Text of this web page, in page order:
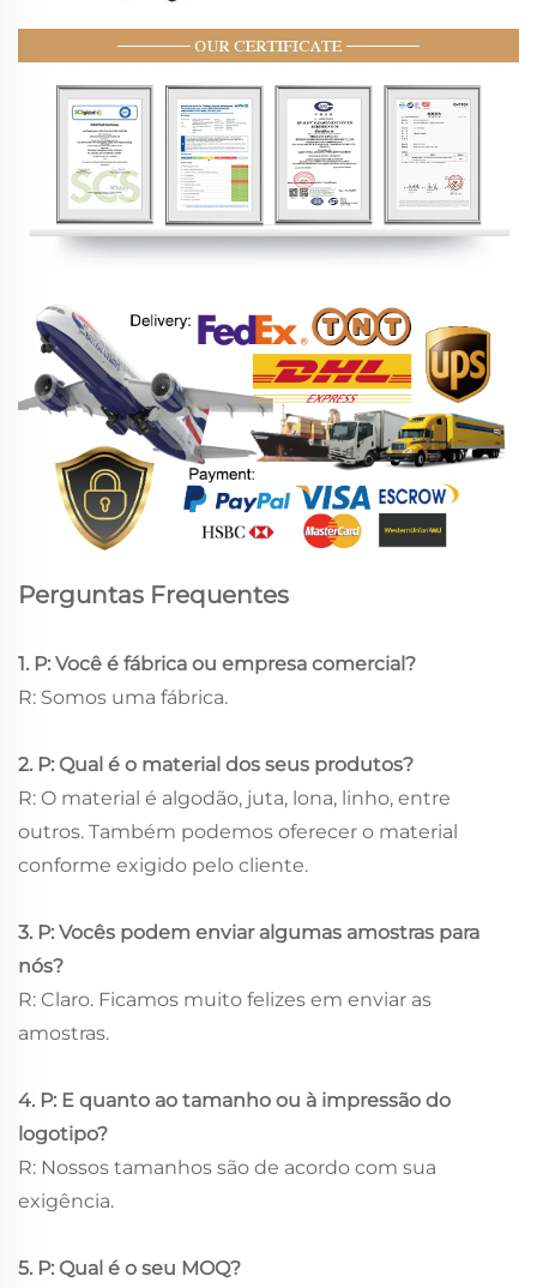
Perguntas Frequentes
1. P: Você é fábrica ou empresa comercial?
R: Somos uma fábrica.
2. P: Qual é o material dos seus produtos?
R: O material é algodão, juta, lona, linho, entre
outros. Também podemos oferecer o material
conforme exigido pelo cliente.
3. P: Vocês podem enviar algumas amostras para
nós?
R: Claro. Ficamos muito felizes em enviar as
amostras.
4. P: E quanto ao tamanho ou à impressão do
logotipo?
R: Nossos tamanhos são de acordo com sua
exigência.
5. P: Qual é o seu MOQ?